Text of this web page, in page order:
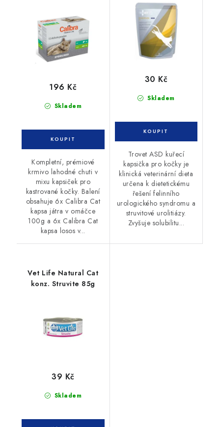
Skladem
196 Kč
Kompletní, prémiové
krmivo lahodné chuti v
mixu kapsiček pro
kastrované kočky. Balení
obsahuje 6x Calibra Cat
kapsa játra v omáčce
100g a 6x Calibra Cat
kapsa losos v...
Skladem
30 Kč
Trovet ASD kuřecí
kapsička pro kočky je
klinická veterinární dieta
určena k dietetickému
řešení felinního
urologického syndromu a
struvitové urolitiázy.
Zvyšuje solubilitu...
Vet Life Natural Cat
konz. Struvite 85g
Skladem
39 Kč